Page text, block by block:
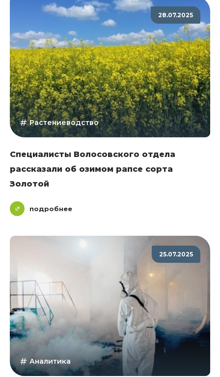
28.07.2025
Растениеводство
Специалисты Волосовского отдела
рассказали об озимом рапсе сорта
Золотой
подробнее
25.07.2025
Аналитика